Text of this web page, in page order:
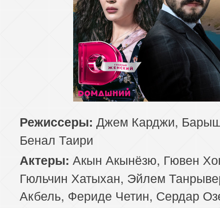
113 серия
114 серия 115 серия
117 серия
118 серия 119 серия
121 серия
122 серия 123 серия
125 серия
126 серия
129 серия
130 серия 131 серия
133 серия
134 серия
137 серия
138 серия 139 серия
141 серия
142 серия 143 серия
Режиссеры: Джем Карджи,
Бенал Таири
Актеры: Акын Акынёзю, Гювен
Гюльчин Хатыхан, Эйлем
Акбель, Фериде Четин, Сердар